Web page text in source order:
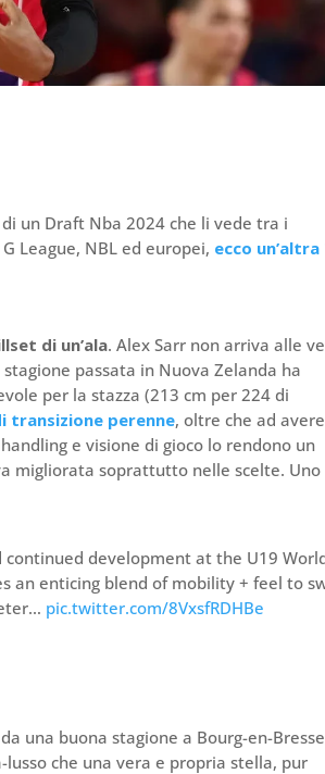
un Draft Nba 2024 che li vede tra i
League, NBL ed europei, ecco un’altra
di un’ala. Alex Sarr non arriva alle
passata in Nuova Zelanda ha
per la stazza (213 cm per 224 di
transizione perenne, oltre che ad avere
e visione di gioco lo rendono un
migliorata soprattutto nelle scelte. Uno
development at the U19
an enticing blend of mobility + feel to
pic.twitter.com/8VxsfRDHBe
una buona stagione a Bourg-en-
che una vera e propria stella, pur